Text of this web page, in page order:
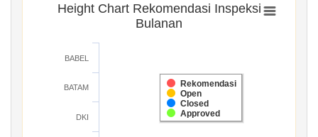
Height Chart Rekomendasi Inspeksi
Bulanan
Rekomendasi
Open
Closed
Approved
BABEL
BATAM
DKI